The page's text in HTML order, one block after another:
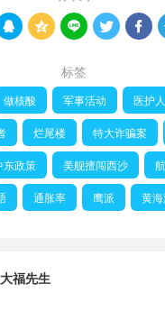
    
标签
做核酸 军事活动 医护
烂尾楼 特大诈骗案
东政策 美舰擅闯西沙
通胀率 鹰派 黄
大福先生